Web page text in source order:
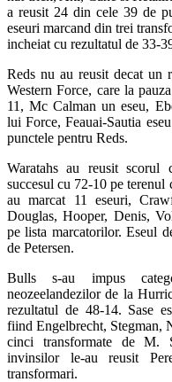
a reusit 24 din cele 39 de
eseuri marcand din trei
incheiat cu rezultatul de 33-
Reds nu au reusit decat un
Western Force, care la
11, Mc Calman un eseu,
lui Force, Feauai-Sautia
punctele pentru Reds.
Waratahs au reusit scorul
succesul cu 72-10 pe
au marcat 11 eseuri,
Douglas, Hooper, Denis,
pe lista marcatorilor. Eseul
de Petersen.
Bulls s-au impus
neozeelandezilor de la
rezultatul de 48-14. Sase
fiind Engelbrecht, Stegman,
cinci transformate de M.
invinsilor le-au reusit
transformari.